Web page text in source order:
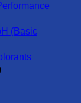
(Basic